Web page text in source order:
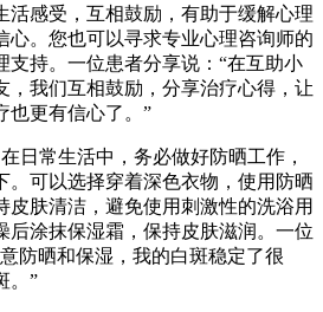
活感受，互相鼓励，有助于缓解心理
心。您也可以寻求专业心理咨询师的
支持。一位患者分享说：“在互助小
，我们互相鼓励，分享治疗心得，让
也更有信心了。”
在日常生活中，务必做好防晒工作，
。可以选择穿着深色衣物，使用防晒
皮肤清洁，避免使用刺激性的洗浴用
后涂抹保湿霜，保持皮肤滋润。一位
防晒和保湿，我的白斑稳定了很
。”